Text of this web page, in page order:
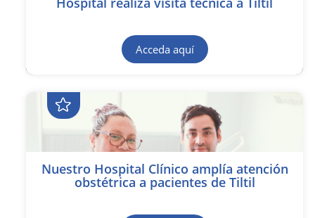
Acceda aquí
Nuestro Hospital Clínico amplía atención
obstétrica a pacientes de Tiltil